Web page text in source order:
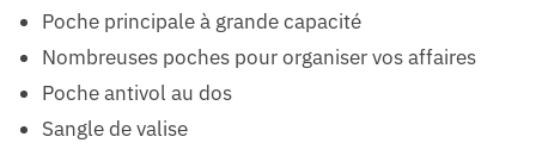
Poche principale à grande capacité
Nombreuses poches pour organiser vos affaires
Poche antivol au dos
Sangle de valise